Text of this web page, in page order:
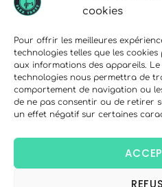
cookies
Pour offrir les meilleures
technologies telles que les
aux informations des appareils.
technologies nous permettra de
comportement de navigation ou
de ne pas consentir ou de retirer
un effet négatif sur certaines